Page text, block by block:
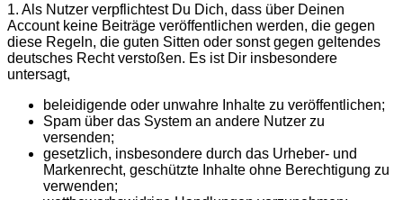
1. Als Nutzer verpflichtest Du Dich, dass über Deinen
Account keine Beiträge veröffentlichen werden, die gegen
diese Regeln, die guten Sitten oder sonst gegen geltendes
deutsches Recht verstoßen. Es ist Dir insbesondere
untersagt,
beleidigende oder unwahre Inhalte zu veröffentlichen;
Spam über das System an andere Nutzer zu
versenden;
gesetzlich, insbesondere durch das Urheber- und
Markenrecht, geschützte Inhalte ohne Berechtigung zu
verwenden;